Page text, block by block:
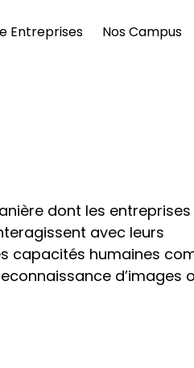
Entreprises Nos Campus
dont les entreprises
avec leurs
capacités humaines
d’images